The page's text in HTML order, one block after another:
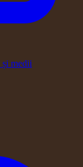
și medii